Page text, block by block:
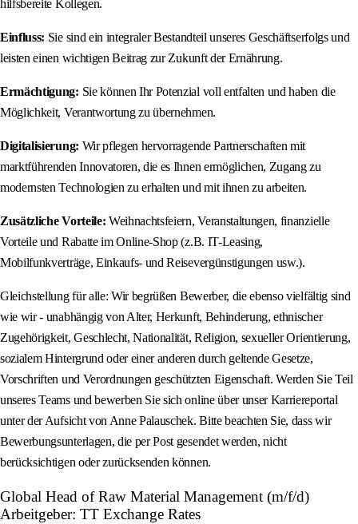
hilfsbereite Kollegen.
Einfluss: Sie sind ein integraler Bestandteil unseres Geschäftserfolgs und
leisten einen wichtigen Beitrag zur Zukunft der Ernährung.
Ermächtigung: Sie können Ihr Potenzial voll entfalten und haben die
Möglichkeit, Verantwortung zu übernehmen.
Digitalisierung: Wir pflegen hervorragende Partnerschaften mit
marktführenden Innovatoren, die es Ihnen ermöglichen, Zugang zu
modernsten Technologien zu erhalten und mit ihnen zu arbeiten.
Zusätzliche Vorteile: Weihnachtsfeiern, Veranstaltungen, finanzielle
Vorteile und Rabatte im Online-Shop (z.B. IT-Leasing,
Mobilfunkverträge, Einkaufs- und Reisevergünstigungen usw.).
Gleichstellung für alle: Wir begrüßen Bewerber, die ebenso vielfältig sind
wie wir - unabhängig von Alter, Herkunft, Behinderung, ethnischer
Zugehörigkeit, Geschlecht, Nationalität, Religion, sexueller Orientierung,
sozialem Hintergrund oder einer anderen durch geltende Gesetze,
Vorschriften und Verordnungen geschützten Eigenschaft. Werden Sie Teil
unseres Teams und bewerben Sie sich online über unser Karriereportal
unter der Aufsicht von Anne Palauschek. Bitte beachten Sie, dass wir
Bewerbungsunterlagen, die per Post gesendet werden, nicht
berücksichtigen oder zurücksenden können.
Global Head of Raw Material Management (m/f/d)
Arbeitgeber: TT Exchange Rates